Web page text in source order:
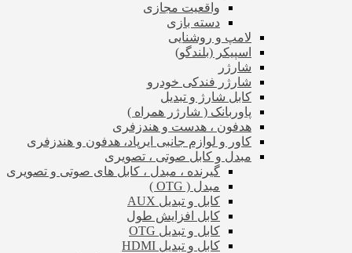
واقعیت مجازی
دسته بازی
لامپ و روشنایی
اسپیکر (بلندگو)
شارژر
شارژر فندکی خودرو
کابل شارژ و تبدیل
پاوربانک ( شارژر همراه )
هدفون ، هدست و هندزفری
کاور و لوازم جانبی ایرپاد، هدفون و هندزفری
مبدل و کابل صوتی ، تصویری
گیرنده ، مبدل ، کابل های صوتی و تصویری
مبدل ( OTG )
کابل و تبدیل AUX
کابل افزایش طول
کابل و تبدیل OTG
کابل و تبدیل HDMI